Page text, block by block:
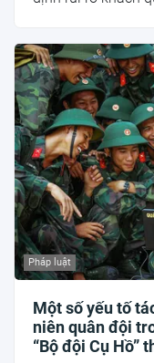
Pháp luật
Một số yếu tố
niên quân đội
“Bộ đội Cụ Hồ”